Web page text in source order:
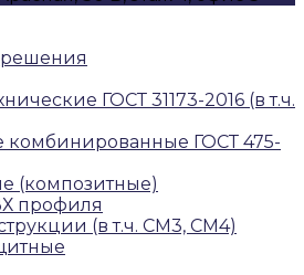
ГОСТ 31173-2016 (в т.ч.
ГОСТ 475-
(композитные)
профиля
(в т.ч. СМ3, СМ4)